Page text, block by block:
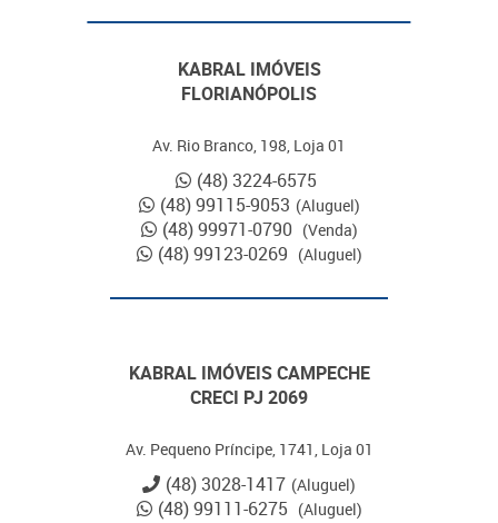
KABRAL IMÓVEIS
FLORIANÓPOLIS
Av. Rio Branco, 198, Loja 01
(48) 3224-6575
(48) 99115-9053 (Aluguel)
(48) 99971-0790 (Venda)
(48) 99123-0269 (Aluguel)
KABRAL IMÓVEIS CAMPECHE
CRECI PJ 2069
Av. Pequeno Príncipe, 1741, Loja 01
(48) 3028-1417 (Aluguel)
(48) 99111-6275 (Aluguel)